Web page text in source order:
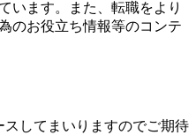
います。また、転職をより
のお役立ち情報等のコンテ
してまいりますのでご期待